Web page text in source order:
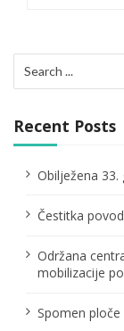
v
i
g
i
o
for:
Recent Posts
Obilježena 33.
Čestitka
Održana
mobilizacije
Spomen